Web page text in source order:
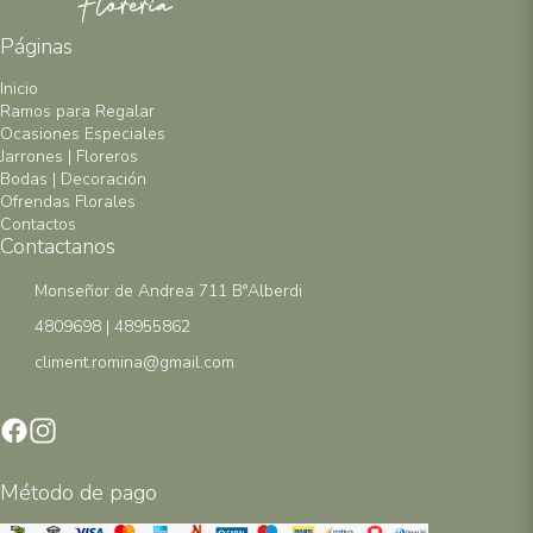
Páginas
Inicio
Ramos para Regalar
Ocasiones Especiales
Jarrones | Floreros
Bodas | Decoración
Ofrendas Florales
Contactos
Contactanos
Monseñor de Andrea 711 B°Alberdi
4809698 | 48955862
climent.romina@gmail.com
Método de pago